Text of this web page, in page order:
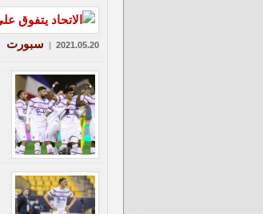
2021.05.20
| سبورت